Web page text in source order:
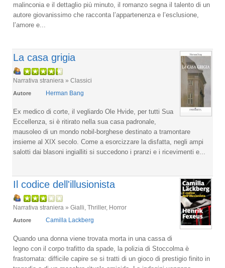
malinconia e il dettaglio più minuto, il romanzo segna il talento di un
autore giovanissimo che racconta l’appartenenza e l’esclusione,
l’amore e...
La casa grigia
Narrativa straniera » Classici
Autore Herman Bang
Ex medico di corte, il vegliardo Ole Hvide, per tutti Sua
Eccellenza, si è ritirato nella sua casa padronale,
mausoleo di un mondo nobil-borghese destinato a tramontare
insieme al XIX secolo. Come a esorcizzare la disfatta, negli ampi
salotti dai blasoni ingialliti si succedono i pranzi e i ricevimenti e...
Il codice dell'illusionista
Narrativa straniera » Gialli, Thriller, Horror
Autore Camilla Lackberg
Quando una donna viene trovata morta in una cassa di
legno con il corpo trafitto da spade, la polizia di Stoccolma è
frastornata: difficile capire se si tratti di un gioco di prestigio finito in